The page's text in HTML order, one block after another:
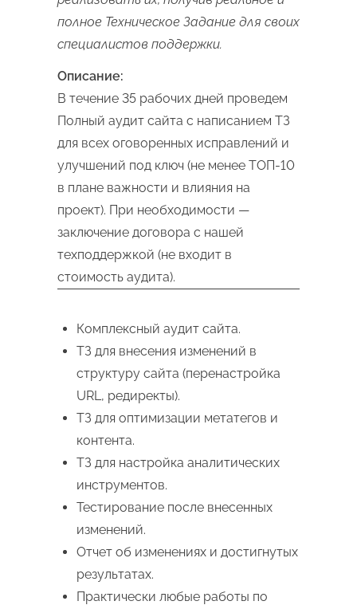
полное Техническое Задание для своих
специалистов поддержки.
Описание:
В течение 35 рабочих дней проведем
Полный аудит сайта с написанием ТЗ
для всех оговоренных исправлений и
улучшений под ключ (не менее ТОП-10
в плане важности и влияния на
проект). При необходимости —
заключение договора с нашей
техподдержкой (не входит в
стоимость аудита).
Комплексный аудит сайта.
ТЗ для внесения изменений в
структуру сайта (перенастройка
URL, редиректы).
ТЗ для оптимизации метатегов и
контента.
ТЗ для настройка аналитических
инструментов.
Тестирование после внесенных
изменений.
Отчет об изменениях и достигнутых
результатах.
Практически любые работы по